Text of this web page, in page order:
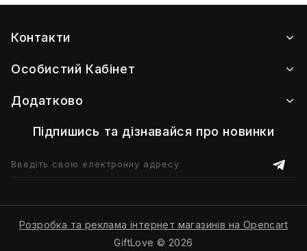
Контакти
Особистий Кабінет
Додатково
Підпишись та дізнавайся про новинки
Розробка та реклама інтернет магазинів на Opencart
GiftLove © 2026